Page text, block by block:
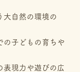
大自然の環境の
の子どもの育ちや
表現力や遊びの広